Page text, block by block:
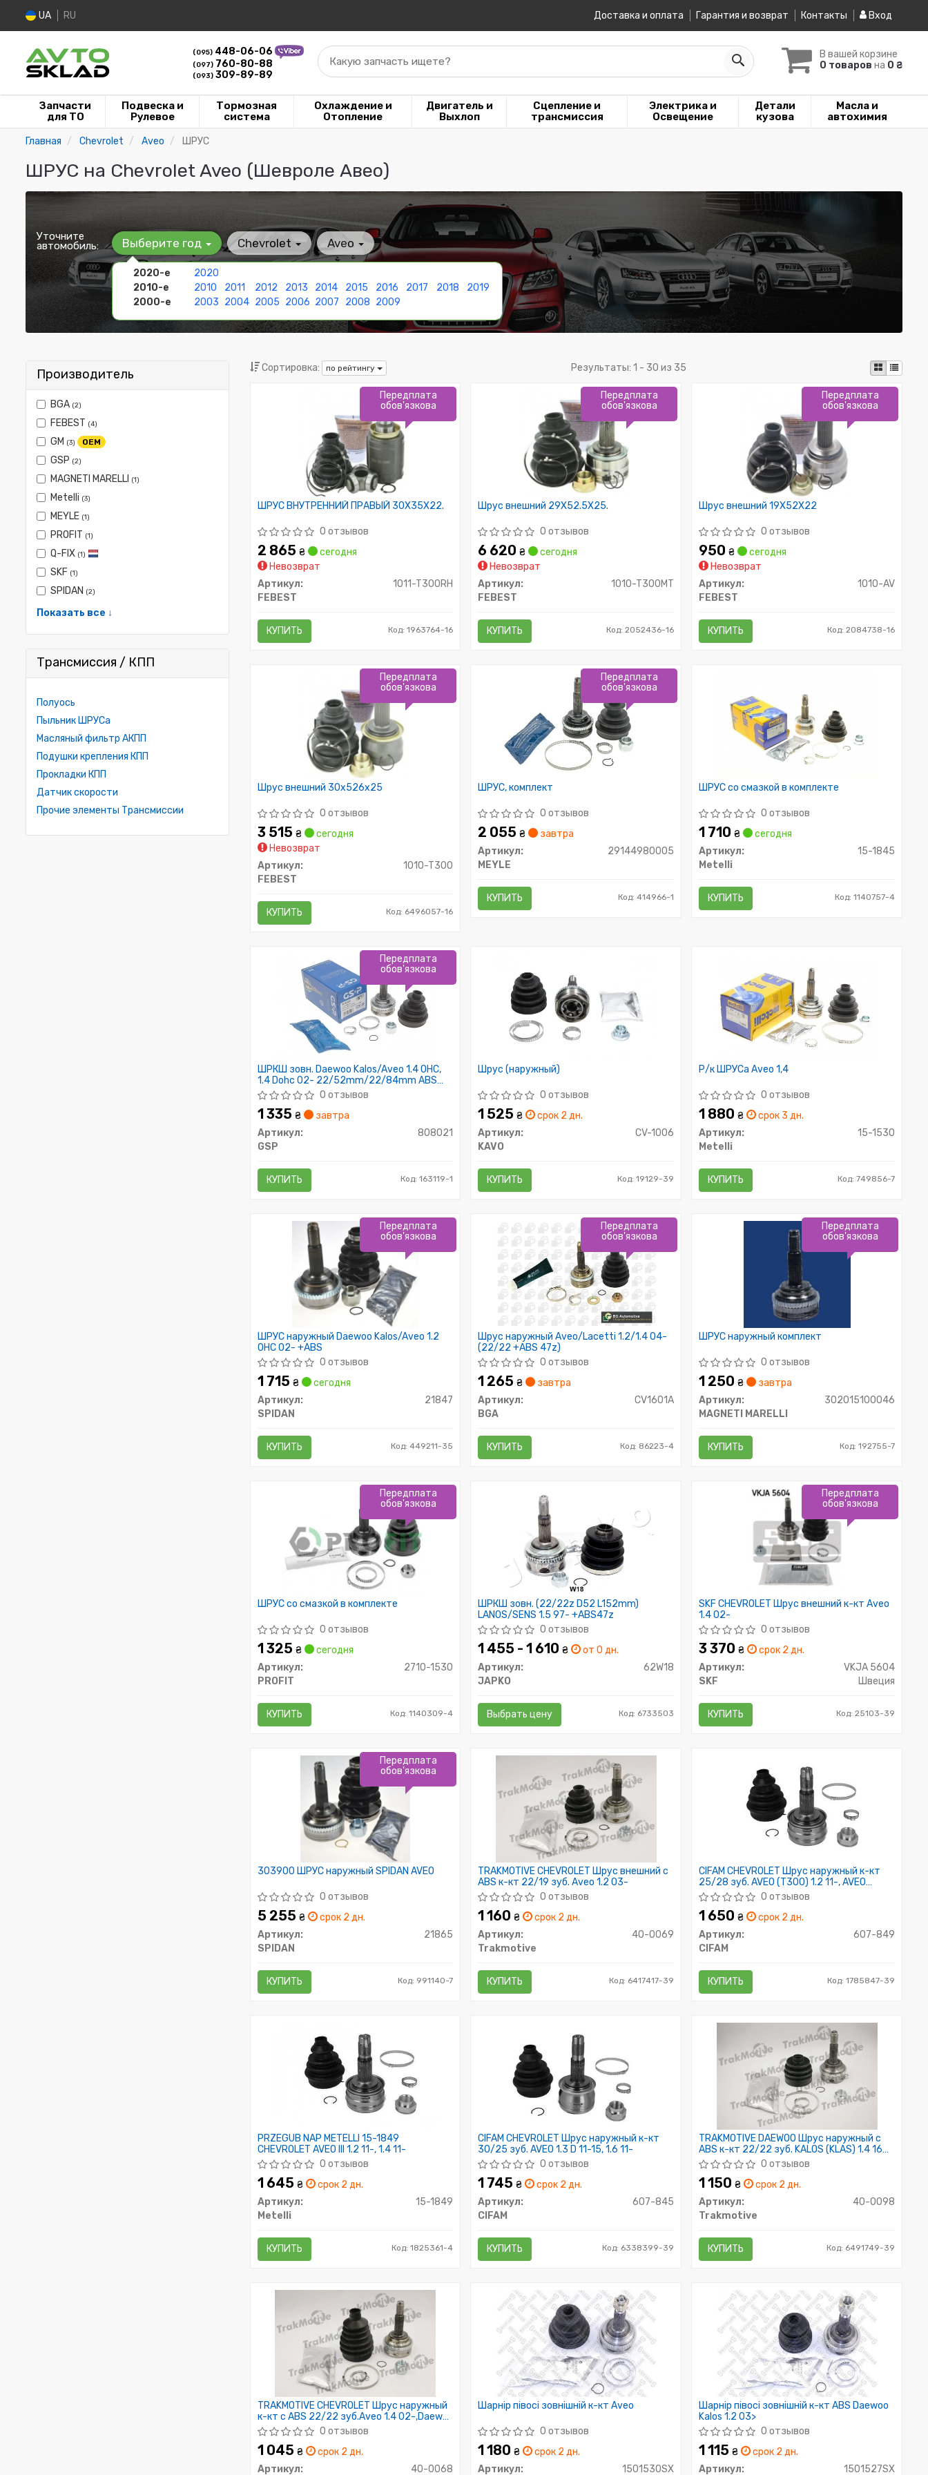
UA RU Доставка и оплата Гарантия и возврат Контакты Вход
(095) 448-06-06
(097) 760-80-88
(093) 309-89-89
В вашей корзине
0 товаров на 0 ₴
Какую запчасть ищете?
Запчасти
для ТО
Подвеска и
Рулевое
Тормозная
система
Охлаждение и
Отопление
Двигатель и
Выхлоп
Сцепление и
трансмиссия
Электрика и
Освещение
Детали
кузова
Масла и
автохимия
Главная Chevrolet Aveo ШРУС
ШРУС на Chevrolet Aveo (Шевроле Авео)
Уточните
автомобиль: Выберите год
2020-е
2020
2010-е
2010 2011 2012 2013 2014 2015 2016 2017 2018
2019
2000-е
2003 2004 2005 2006 2007 2008 2009
Chevrolet Aveo
Производитель
BGA (2)
FEBEST (4)
GM (3) OEM
GSP (2)
MAGNETI MARELLI (1)
Metelli (3)
MEYLE (1)
PROFIT (1)
Q-FIX (1)
SKF (1)
SPIDAN (2)
Показать все ↓
Трансмиссия / КПП
Полуось
Пыльник ШРУСа
Масляный фильтр АКПП
Подушки крепления КПП
Прокладки КПП
Датчик скорости
Прочие элементы Трансмиссии
Сортировка: по рейтингу Результаты: 1 - 30 из 35
ШРУС ВНУТРЕННИЙ ПРАВЫЙ 30X35X22.
0 отзывов
2 865 ₴
сегодня
Невозврат
Артикул:
1011-T300RH
FEBEST
КУПИТЬ Код: 1963764-16
Передплата
обов'язкова
Шрус внешний 29X52.5X25.
0 отзывов
6 620₴
сегодня
Невозврат
Артикул:
1010-T300MT
FEBEST
КУПИТЬ Код: 2052436-16
Передплата
обов'язкова
Шрус внешний 19X52X22
0 отзывов
950₴
сегодня
Невозврат
Артикул:
1010-AV
FEBEST
КУПИТЬ Код: 2084738-16
Передплата
обов'язкова
Шрус внешний 30x526x25
0 отзывов
3 515 ₴
сегодня
Невозврат
Артикул:
1010-T300
FEBEST
КУПИТЬ Код: 6496057-16
Передплата
обов'язкова
ШРУС, комплект
0 отзывов
2 055₴
завтра
Артикул:
29144980005
MEYLE
КУПИТЬ Код: 414966-1
Передплата
обов'язкова
ШРУС со смазкой в комплекте
0 отзывов
1 710₴
сегодня
Артикул:
15-1845
Metelli
КУПИТЬ Код: 1140757-4
ШРКШ зовн. Daewoo Kalos/Aveo 1.4 OHC,
1.4 Dohc 02- 22/52mm/22/84mm ABS
47T
0 отзывов
1 335 ₴
завтра
Артикул:
808021
GSP
КУПИТЬ Код: 163119-1
Передплата
обов'язкова
Шрус (наружный)
0 отзывов
1 525₴
срок 2 дн.
Артикул:
CV-1006
KAVO
КУПИТЬ Код: 19129-39
Р/к ШРУСа Aveo 1,4
0 отзывов
1 880₴
срок 3 дн.
Артикул:
15-1530
Metelli
КУПИТЬ Код: 749856-7
ШРУС наружный Daewoo Kalos/Aveo 1.2
OHC 02- +ABS
0 отзывов
1 715 ₴
сегодня
Артикул:
21847
SPIDAN
КУПИТЬ Код: 449211-35
Передплата
обов'язкова
Шрус наружный Aveo/Lacetti 1.2/1.4 04-
(22/22 +ABS 47z)
0 отзывов
1 265₴
завтра
Артикул:
CV1601A
BGA
КУПИТЬ Код: 86223-4
Передплата
обов'язкова
ШРУС наружный комплект
0 отзывов
1 250₴
завтра
Артикул:
302015100046
MAGNETI MARELLI
КУПИТЬ Код: 192755-7
Передплата
обов'язкова
ШРУС со смазкой в комплекте
0 отзывов
1 325 ₴
сегодня
Артикул:
2710-1530
PROFIT
КУПИТЬ Код: 1140309-4
Передплата
обов'язкова
ШРКШ зовн. (22/22z D52 L152mm)
LANOS/SENS 1.5 97- +ABS47z
0 отзывов
1 455 - 1 610₴
от 0 дн.
Артикул:
62W18
JAPKO
Выбрать цену Код: 6733503
SKF CHEVROLET Шрус внешний к-кт Aveo
1.4 02-
0 отзывов
3 370₴
срок 2 дн.
Артикул:
VKJA 5604
SKF
Швеция
КУПИТЬ Код: 25103-39
Передплата
обов'язкова
303900 ШРУС наружный SPIDAN AVEO
0 отзывов
5 255 ₴
срок 2 дн.
Артикул:
21865
SPIDAN
КУПИТЬ Код: 991140-7
Передплата
обов'язкова
TRAKMOTIVE CHEVROLET Шрус внешний с
ABS к-кт 22/19 зуб. Aveo 1.2 03-
0 отзывов
1 160₴
срок 2 дн.
Артикул:
40-0069
Trakmotive
КУПИТЬ Код: 6417417-39
CIFAM CHEVROLET Шрус наружный к-кт
25/28 зуб. AVEO (T300) 1.2 11-, AVEO
седан (T300) 1.2 11-, AVEO (T300) 1.4 11-
0 отзывов
1 650₴
срок 2 дн.
Артикул:
607-849
CIFAM
КУПИТЬ Код: 1785847-39
PRZEGUB NAP METELLI 15-1849
CHEVROLET AVEO III 1.2 11-, 1.4 11-
0 отзывов
1 645 ₴
срок 2 дн.
Артикул:
15-1849
Metelli
КУПИТЬ Код: 1825361-4
CIFAM CHEVROLET Шрус наружный к-кт
30/25 зуб. AVEO 1.3 D 11-15, 1.6 11-
0 отзывов
1 745₴
срок 2 дн.
Артикул:
607-845
CIFAM
КУПИТЬ Код: 6338399-39
TRAKMOTIVE DAEWOO Шрус наружный c
ABS к-кт 22/22 зуб. KALOS (KLAS) 1.4 16V
03-, LANOS / SENS (KLAT) 1.5 97-, NEXIA 1.5
16V (19) 95-97
0 отзывов
1 150₴
срок 2 дн.
Артикул:
40-0098
Trakmotive
КУПИТЬ Код: 6491749-39
TRAKMOTIVE CHEVROLET Шрус наружный
к-кт с ABS 22/22 зуб.Aveo 1.4 02-,Daewoo
Lanos
0 отзывов
1 045 ₴
срок 2 дн.
Артикул:
40-0068
Шарнір півосі зовнішній к-кт Aveo
0 отзывов
1 180₴
срок 2 дн.
Артикул:
1501530SX
Шарнір півосі зовнішній к-кт ABS Daewoo
Kalos 1.2 03>
0 отзывов
1 115₴
срок 2 дн.
Артикул:
1501527SX